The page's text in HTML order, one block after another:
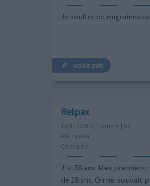
Je souffre de migraines
votre avis
Relpax
15/11/2013 | Homme | 58
elétriptan
Céphalée
J'ai 58 ans. Mes
de 18 ans. On ne pouvait